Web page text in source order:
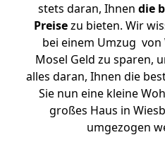
stets daran, Ihnen die
Preisezu bieten. Wir
bei einem Umzug von
Mosel Geld zu sparen,
alles daran, Ihnen die
Sie nun eine kleine
großes Haus in
umgezogen